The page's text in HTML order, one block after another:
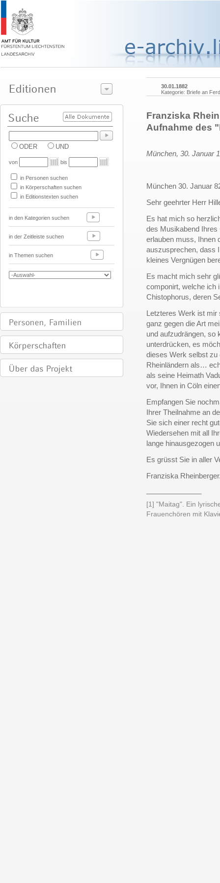
ODER UND
von bis
in Personen suchen
in Körperschaften suchen
in Editionstexten suchen
in den Kategorien suchen
in der Zeitleiste suchen
in Themen suchen
30.01.1882
Kategorie: Briefe an
Franziska
Aufnahme des
München, 30. Januar
München 30. Januar
Sehr geehrter Herr
Es hat mich so
des Musikabend
erlauben muss, Ihnen
auszusprechen, dass
kleines Vergnügen
Es macht mich sehr
componirt, welche ich
Chistophorus, deren
Letzteres Werk ist mir
ganz gegen die Art
und aufzudrängen, so
unterdrücken, es
dieses Werk selbst zu
Rheinländern als…
als seine Heimath
vor, Ihnen in Cöln
Empfangen Sie
Ihrer Theilnahme an
Sie sich einer recht
Wiedersehen mit all
lange hinausgezogen
Es grüsst Sie in aller
Franziska
[1] "Maitag". Ein
Frauenchören mit